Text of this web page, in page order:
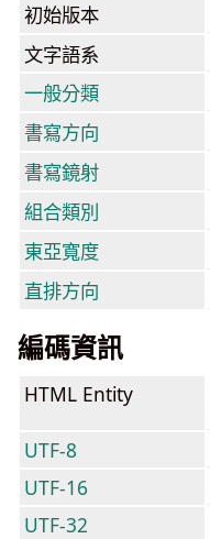
初始版本
文字語系
一般分類
書寫方向
書寫鏡射
組合類別
東亞寬度
直排方向
編碼資訊
HTML Entity
UTF-8
UTF-16
UTF-32